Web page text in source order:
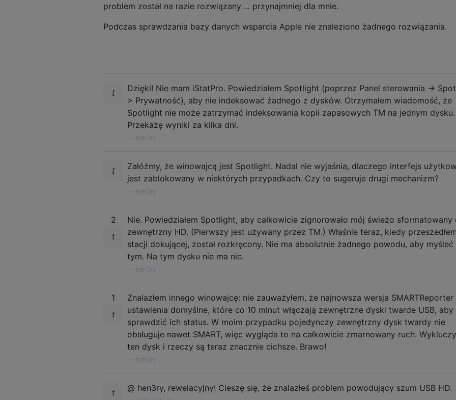
problem został na razie rozwiązany ... przynajmniej dla mnie.
Podczas sprawdzania bazy danych wsparcia Apple nie znaleziono żadnego rozwiązania.
Dzięki! Nie mam iStatPro. Powiedziałem Spotlight (poprzez Panel sterowania ->
> Prywatność), aby nie indeksować żadnego z dysków. Otrzymałem wiadomość, że
Spotlight nie może zatrzymać indeksowania kopii zapasowych TM na jednym dysku.
Przekażę wyniki za kilka dni.
hen3ry
Załóżmy, że winowajcą jest Spotlight. Nadal nie wyjaśnia, dlaczego interfejs
jest zablokowany w niektórych przypadkach. Czy to sugeruje drugi mechanizm?
hen3ry
2
Nie. Powiedziałem Spotlight, aby całkowicie zignorowało mój świeżo sformatowany
zewnętrzny HD. (Pierwszy jest używany przez TM.) Właśnie teraz, kiedy
stacji dokującej, został rozkręcony. Nie ma absolutnie żadnego powodu, aby myśleć
tym. Na tym dysku nie ma nic.
hen3ry
1
Znalazłem innego winowajcę: nie zauważyłem, że najnowsza wersja SMARTReporter
ustawienia domyślne, które co 10 minut włączają zewnętrzne dyski twarde USB, aby
sprawdzić ich status. W moim przypadku pojedynczy zewnętrzny dysk twardy nie
obsługuje nawet SMART, więc wygląda to na całkowicie zmarnowany ruch.
ten dysk i rzeczy są teraz znacznie cichsze. Brawo!
hen3ry
@ hen3ry, rewelacyjny! Cieszę się, że znalazłeś problem powodujący szum USB HD.